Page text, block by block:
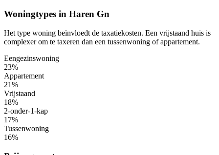
Woningtypes in Haren Gn
Het type woning beïnvloedt de taxatiekosten. Een vrijstaand huis is
complexer om te taxeren dan een tussenwoning of appartement.
Eengezinswoning
23%
Appartement
21%
Vrijstaand
18%
2-onder-1-kap
17%
Tussenwoning
16%